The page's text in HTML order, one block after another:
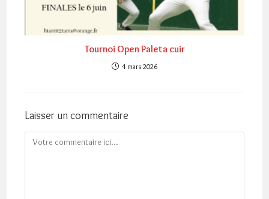
Tournoi Open Paleta cuir
4 mars 2026
Laisser un commentaire
Comment